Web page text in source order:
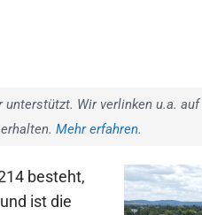
Wir verlinken u.a.
Mehr erfahren.
besteht,
ist die